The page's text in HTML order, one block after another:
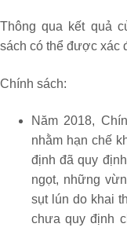
Thông qua kết quả
sách có thể được xác
Chính sách:
Năm 2018,
nhằm hạn chế
định đã quy
ngọt, những
sụt lún do khai
chưa quy định